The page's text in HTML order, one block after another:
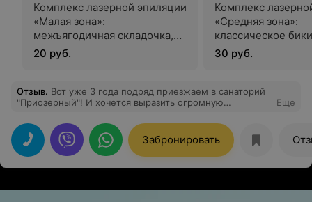
Комплекс лазерной эпиляции
«Малая зона»:
межъягодичная складочка,
линия живота, верхняя губа,
подбородок
20 руб.
Комплекс
«Средняя зона»:
классическое
подмышки, бедра,
голени, все лицо
30 руб.
Отзыв. Вот уже 3 года подряд приезжаем в санаторий
"Приозерный"! И хочется выразить огромную
маркетинга (спасибо за подбор номера) и заканчивая
горничными(это пчелки-труженицы).Рецешен-
девочки-умницы, разрулят любую проблему. Питание-
все очень по-домашнему и вкусно, спасибо шеф-
повару и поваром, а так же ещё одним пчелкам-
Можно перечислять долго, но это тот санаторий, куда
Еще
Забронировать